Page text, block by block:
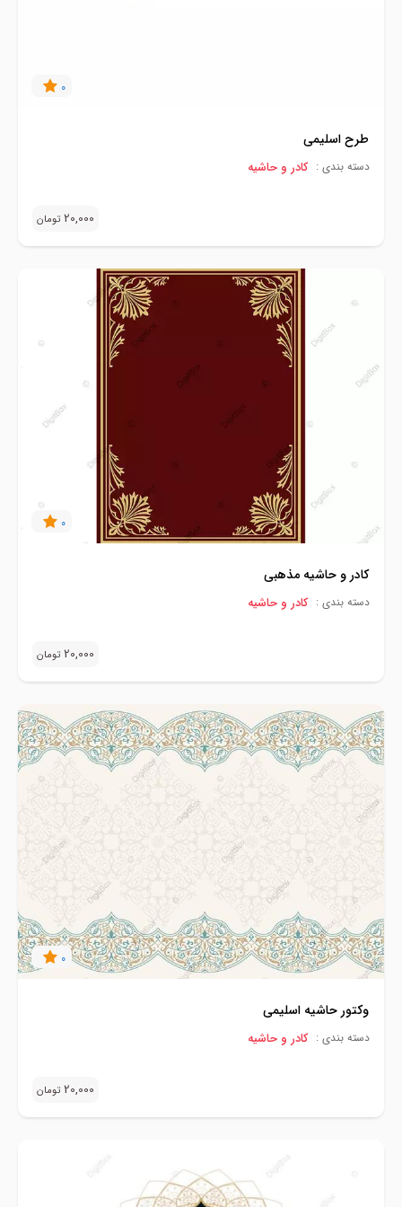
0
طرح اسلیمی
دسته بندی : کادر و حاشیه
20,000 تومان
0
کادر و حاشیه مذهبی
دسته بندی : کادر و حاشیه
20,000 تومان
0
وکتور حاشیه اسلیمی
دسته بندی : کادر و حاشیه
20,000 تومان